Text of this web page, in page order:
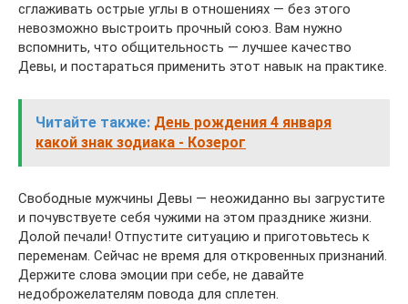
сглаживать острые углы в отношениях — без этого
невозможно выстроить прочный союз. Вам нужно
вспомнить, что общительность — лучшее качество
Девы, и постараться применить этот навык на практике.
Читайте также: День рождения 4 января
какой знак зодиака - Козерог
Свободные мужчины Девы — неожиданно вы загрустите
и почувствуете себя чужими на этом празднике жизни.
Долой печали! Отпустите ситуацию и приготовьтесь к
переменам. Сейчас не время для откровенных признаний.
Держите слова эмоции при себе, не давайте
недоброжелателям повода для сплетен.